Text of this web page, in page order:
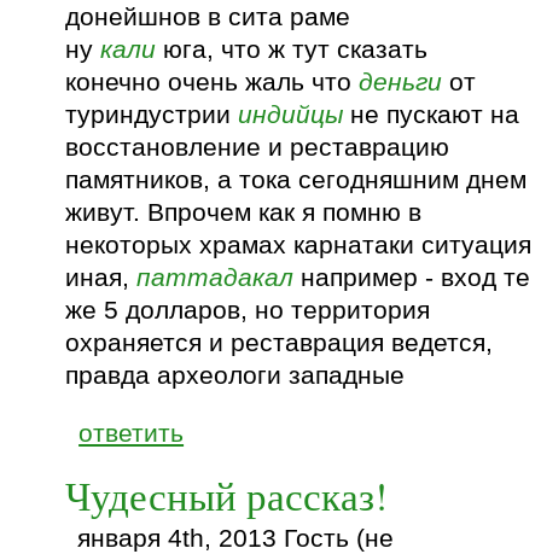
донейшнов в сита раме
нукали юга, что ж тут сказать
конечно очень жаль чтоденьги от
туриндустрии индийцы не пускают на
восстановление и реставрацию
памятников, а тока сегодняшним днем
живут. Впрочем как я помню в
некоторых храмах карнатаки ситуация
иная,паттадакал например - вход те
же 5 долларов, но территория
охраняется и реставрация ведется,
правда археологи западные
ответить
Чудесный рассказ!
января 4th, 2013 Гость (не